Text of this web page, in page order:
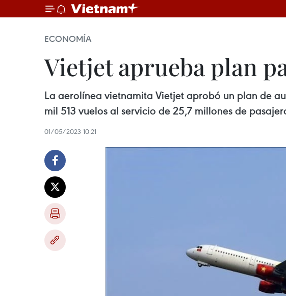
ECONOMÍA
Vietjet aprueba plan
La aerolínea vietnamita Vietjet aprobó un plan de
mil 513 vuelos al servicio de 25,7 millones de
01/05/2023 10:21